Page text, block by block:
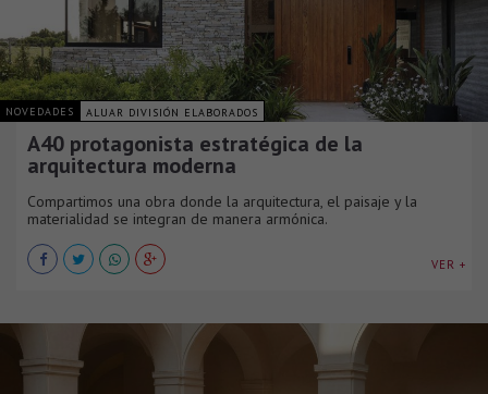
NOVEDADES ALUAR DIVISIÓN ELABORADOS
A40 protagonista estratégica de la
arquitectura moderna
Compartimos una obra donde la arquitectura, el paisaje y la
materialidad se integran de manera armónica.
VER +